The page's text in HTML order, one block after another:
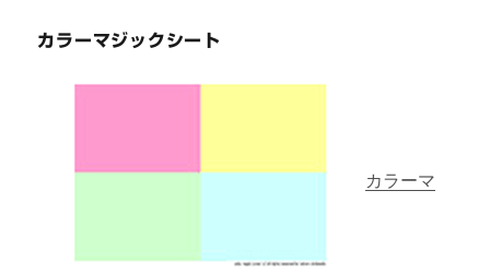
カラーマジックシート
カラーマ